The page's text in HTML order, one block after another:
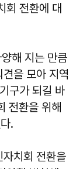
회 전환에 대
해 지는 만큼
을 모아 지역
구가 되길 바
전환을 위해
.
치회 전환을